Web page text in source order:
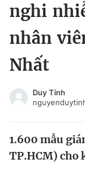
Chào ngày mới
Tin thị trường
Tin đã lưu
Tin đã xem
Đăng xuất
nghi
nhân
Nhất
Duy Tính
1.600 mẫu
TP.HCM) cho